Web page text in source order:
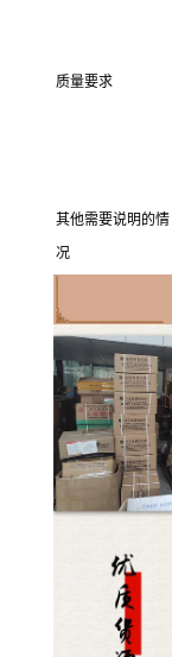
质量要求
其他需要说明的情
况